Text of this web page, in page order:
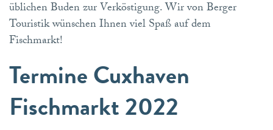
üblichen Buden zur Verköstigung. Wir von Berger
Touristik wünschen Ihnen viel Spaß auf dem
Fischmarkt!
Termine Cuxhaven
Fischmarkt 2022